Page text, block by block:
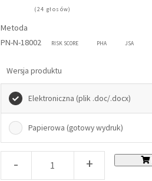
(24 głosów)
Metoda
PN-N-18002
RISK SCORE PHA JSA
Wersja produktu
Elektroniczna (plik .doc/.docx)
Papierowa (gotowy wydruk)
- +